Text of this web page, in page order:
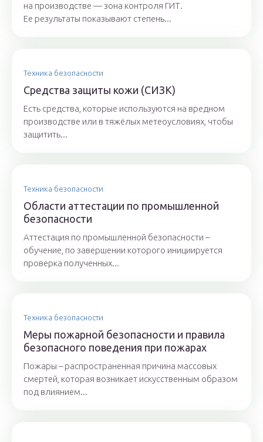
на производстве — зона контроля ГИТ.
Ее результаты показывают степень...
Техника безопасности
Средства защиты кожи (СИЗК)
Есть средства, которые используются на вредном
производстве или в тяжёлых метеоусловиях, чтобы
защитить...
Техника безопасности
Области аттестации по промышленной
безопасности
Аттестация по промышленной безопасности –
обучение, по завершении которого инициируется
проверка полученных...
Техника безопасности
Меры пожарной безопасности и правила
безопасного поведения при пожарах
Пожары – распространенная причина массовых
смертей, которая возникает искусственным образом
под влиянием...